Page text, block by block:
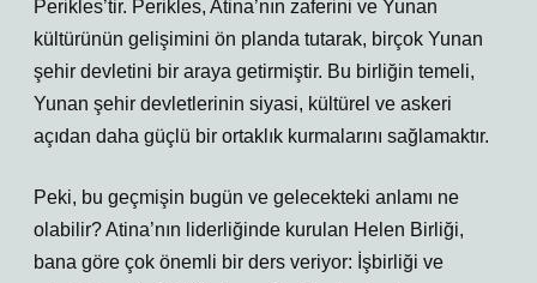
Perikles’tir. Perikles, Atina’nın zaferini ve Yunan
kültürünün gelişimini ön planda tutarak, birçok Yunan
şehir devletini bir araya getirmiştir. Bu birliğin temeli,
Yunan şehir devletlerinin siyasi, kültürel ve askeri
açıdan daha güçlü bir ortaklık kurmalarını sağlamaktır.
Peki, bu geçmişin bugün ve gelecekteki anlamı ne
olabilir? Atina’nın liderliğinde kurulan Helen Birliği,
bana göre çok önemli bir ders veriyor: İşbirliği ve